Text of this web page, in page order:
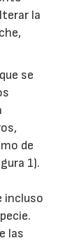
la
se
de
1).
incluso
las